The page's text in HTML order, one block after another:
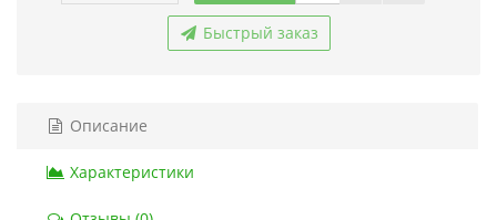
Быстрый заказ
Описание
Характеристики